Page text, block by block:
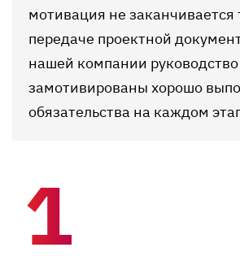
мотивация не заканчивается
передаче проектной
нашей компании
замотивированы хорошо
обязательства на каждом
1